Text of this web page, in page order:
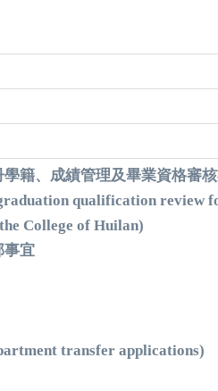
學籍、成績管理及畢業資格審
qualification review
College ofHuilan)
事宜
transfer applications)